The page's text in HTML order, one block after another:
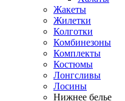
Жакеты
Жилетки
Колготки
Комбинезоны
Комплекты
Костюмы
Лонгсливы
Лосины
Нижнее белье